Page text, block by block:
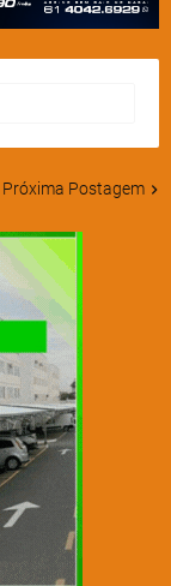
Próxima Postagem